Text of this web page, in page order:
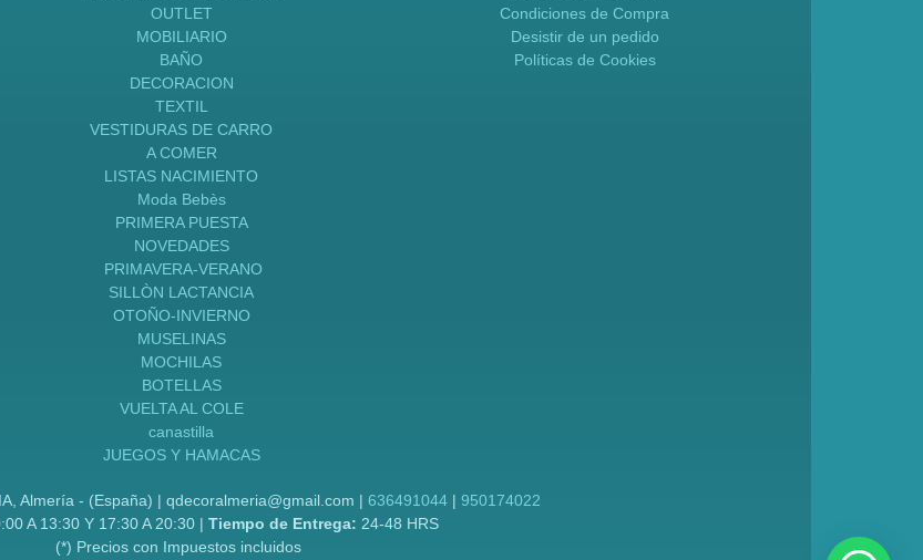
OUTLET
MOBILIARIO
BAÑO
DECORACION
TEXTIL
VESTIDURAS DE CARRO
A COMER
LISTAS NACIMIENTO
Moda Bebès
PRIMERA PUESTA
NOVEDADES
PRIMAVERA-VERANO
SILLÒN LACTANCIA
OTOÑO-INVIERNO
MUSELINAS
MOCHILAS
BOTELLAS
VUELTA AL COLE
canastilla
JUEGOS Y HAMACAS
Condiciones de Compra
Desistir de un pedido
Políticas de Cookies
Almería - (España) | qdecoralmeria@gmail.com |636491044 |950174022
A 13:30 Y 17:30 A 20:30 | Tiempo de Entrega: 24-48 HRS
(*) Precios con Impuestos incluidos